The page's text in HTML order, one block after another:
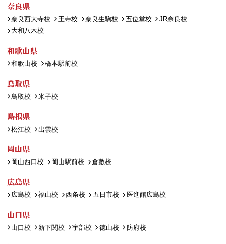
奈良県
奈良西大寺校 王寺校 奈良生駒校 五位堂校
JR奈良校
大和八木校
和歌山県
和歌山校 橋本駅前校
鳥取県
鳥取校 米子校
島根県
松江校 出雲校
岡山県
岡山西口校 岡山駅前校 倉敷校
広島県
広島校 福山校 西条校 五日市校 医進館広島校
山口県
山口校 新下関校 宇部校 徳山校 防府校